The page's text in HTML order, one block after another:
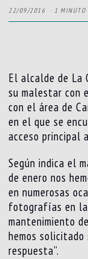
22/09/2016 1 MINUTO
El alcalde de La
su malestar con
con el área de
en el que se
acceso principal
Según indica el
de enero nos
en numerosas
fotografías en
mantenimiento
hemos
respuesta”.